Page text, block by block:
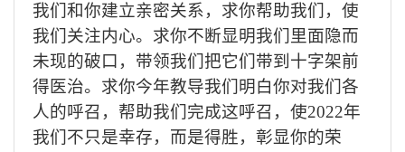
我们和你建立亲密关系，求你帮助我们，使
我们关注内心。求你不断显明我们里面隐而
未现的破口，带领我们把它们带到十字架前
得医治。求你今年教导我们明白你对我们各
人的呼召，帮助我们完成这呼召，使2022年
我们不只是幸存，而是得胜，彰显你的荣